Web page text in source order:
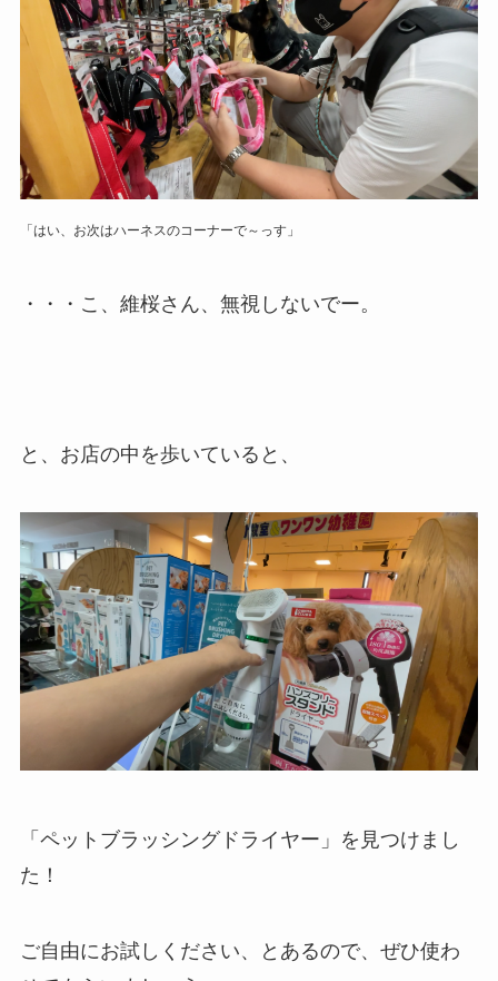
「はい、お次はハーネスのコーナーで～っす」
・・・こ、維桜さん、無視しないでー。
と、お店の中を歩いていると、
「ペットブラッシングドライヤー」を見つけまし
た！
ご自由にお試しください、とあるので、ぜひ使わ